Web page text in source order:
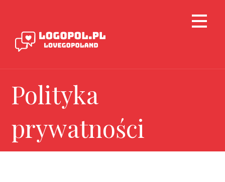
Polityka
prywatności